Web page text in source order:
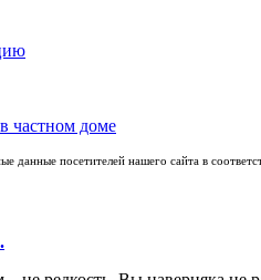
данные посетителей нашего сайта в